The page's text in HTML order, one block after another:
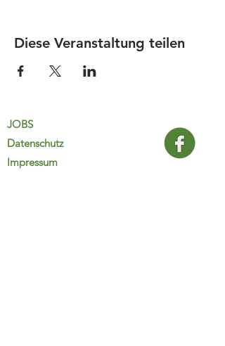
Diese Veranstaltung teilen
JOBS
Datenschutz
Impressum